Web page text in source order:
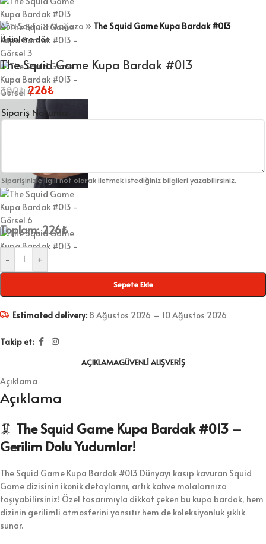
Ana Sayfa»Mağaza » The Squid Game Kupa Bardak #013
Ürünlere dön
The Squid Game Kupa Bardak #013
300₺226₺
Sipariş Notunuz
Siparişinizle ilgili not olarak iletmek istediğiniz bilgileri yazabilirsiniz.
Toplam:226₺
- +
Sepete Ekle
Estimated delivery: 8 Ağustos 2026 – 10 Ağustos 2026
Takip et:
AÇIKLAMAGÜVENLI ALIŞVERIŞ
Açıklama
Açıklama
🦑 The Squid Game Kupa Bardak #013 –
Gerilim Dolu Yudumlar!
The Squid Game Kupa Bardak #013 Dünyayı kasıp kavuran Squid
Game dizisinin ikonik detaylarını, artık kahve molalarınıza
taşıyabilirsiniz! Özel tasarımıyla dikkat çeken bu kupa bardak, hem
dizinin gerilimli atmosferini yansıtır hem de koleksiyonluk şıklık
sunar.